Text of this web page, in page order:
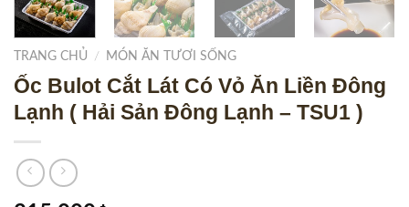
TRANG CHỦ / MÓN ĂN TƯƠI SỐNG
Ốc Bulot Cắt Lát Có Vỏ Ăn Liền Đông
Lạnh ( Hải Sản Đông Lạnh – TSU1 )